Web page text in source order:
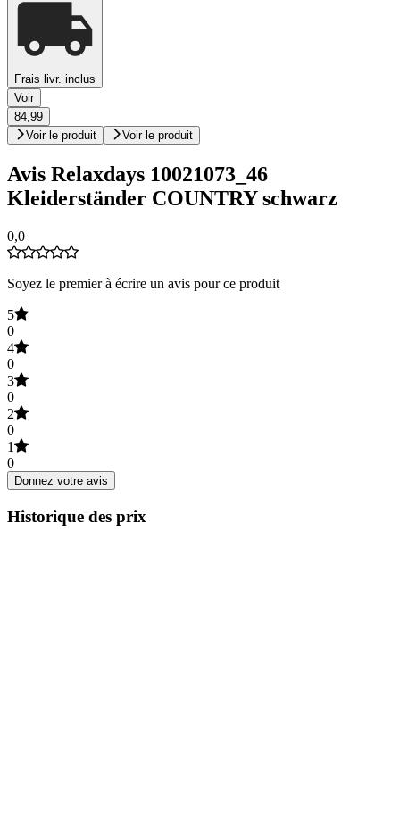
Frais livr. inclus
Voir
84,99
Voir le produit
Voir le produit
Avis Relaxdays 10021073_46
Kleiderständer COUNTRY schwarz
0,0
Soyez le premier à écrire un avis pour ce produit
5
0
4
0
3
0
2
0
1
0
Donnez votre avis
Historique des prix